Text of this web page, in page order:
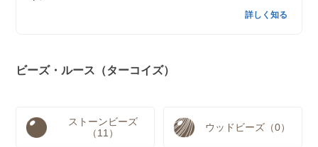
詳しく知る
ビーズ・ルース（ターコイズ）
ストーンビーズ
（11）
ウッドビーズ（0）